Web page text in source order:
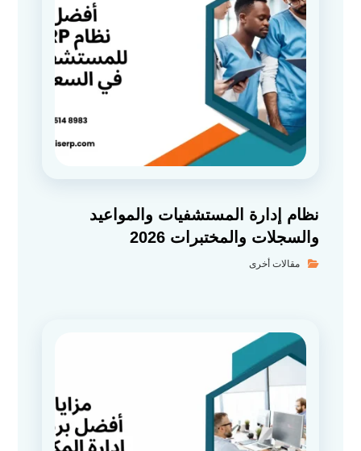
نظام إدارة المستشفيات والمواعيد
والسجلات والمختبرات 2026
مقالات أخرى